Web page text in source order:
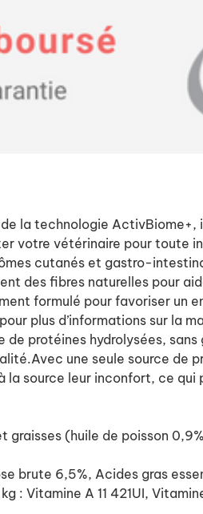
la technologie
votre vétérinaire pour toute
cutanés et gastro-
des fibres naturelles pour
formulé pour favoriser un
plus d’informations sur la
protéines hydrolysées,
une seule source de
source leur inconfort, ce qui
(huile de poisson
brute 6,5%, Acides gras
: Vitamine A 11 421UI,